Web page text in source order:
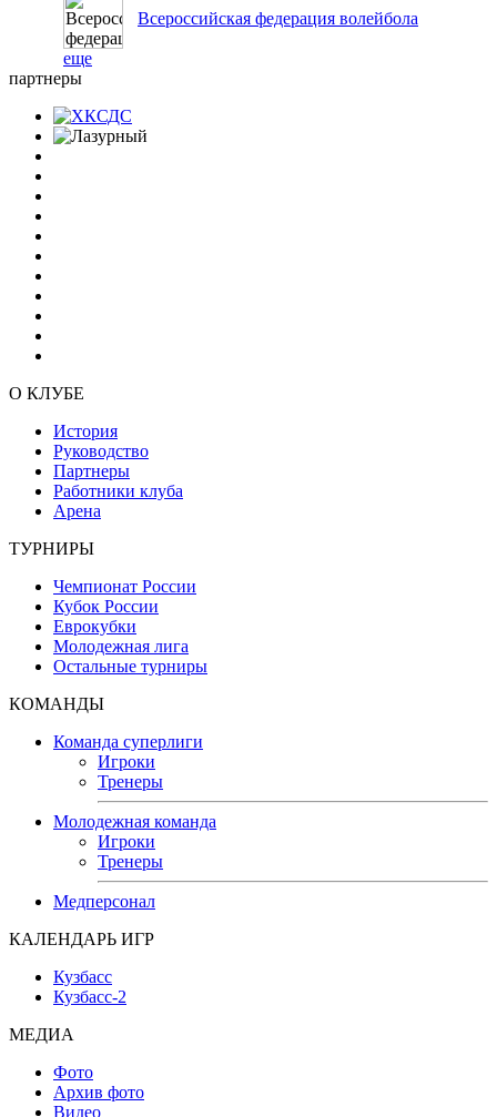
Всероссийская федерация волейбола
еще
партнеры
О КЛУБЕ
История
Руководство
Партнеры
Работники клуба
Арена
ТУРНИРЫ
Чемпионат России
Кубок России
Еврокубки
Молодежная лига
Остальные турниры
КОМАНДЫ
Команда суперлиги
Игроки
Тренеры
Молодежная команда
Игроки
Тренеры
Медперсонал
КАЛЕНДАРЬ ИГР
Кузбасс
Кузбасс-2
МЕДИА
Фото
Архив фото
Видео